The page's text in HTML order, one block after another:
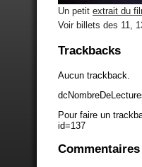
Un petit extrait du
Voir billets des 11,
Trackbacks
Aucun trackback.
Pour faire un
id=137
Commentaires